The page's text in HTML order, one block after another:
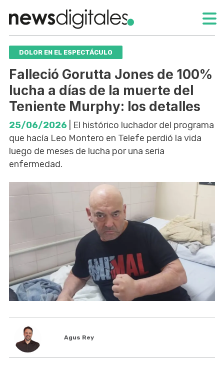
DOLOR EN EL ESPECTÁCULO
Falleció Gorutta Jones de 100%
lucha a días de la muerte del
Teniente Murphy: los detalles
25/06/2026 | El histórico luchador del programa
que hacía Leo Montero en Telefe perdió la vida
luego de meses de lucha por una seria
enfermedad.
Agus Rey